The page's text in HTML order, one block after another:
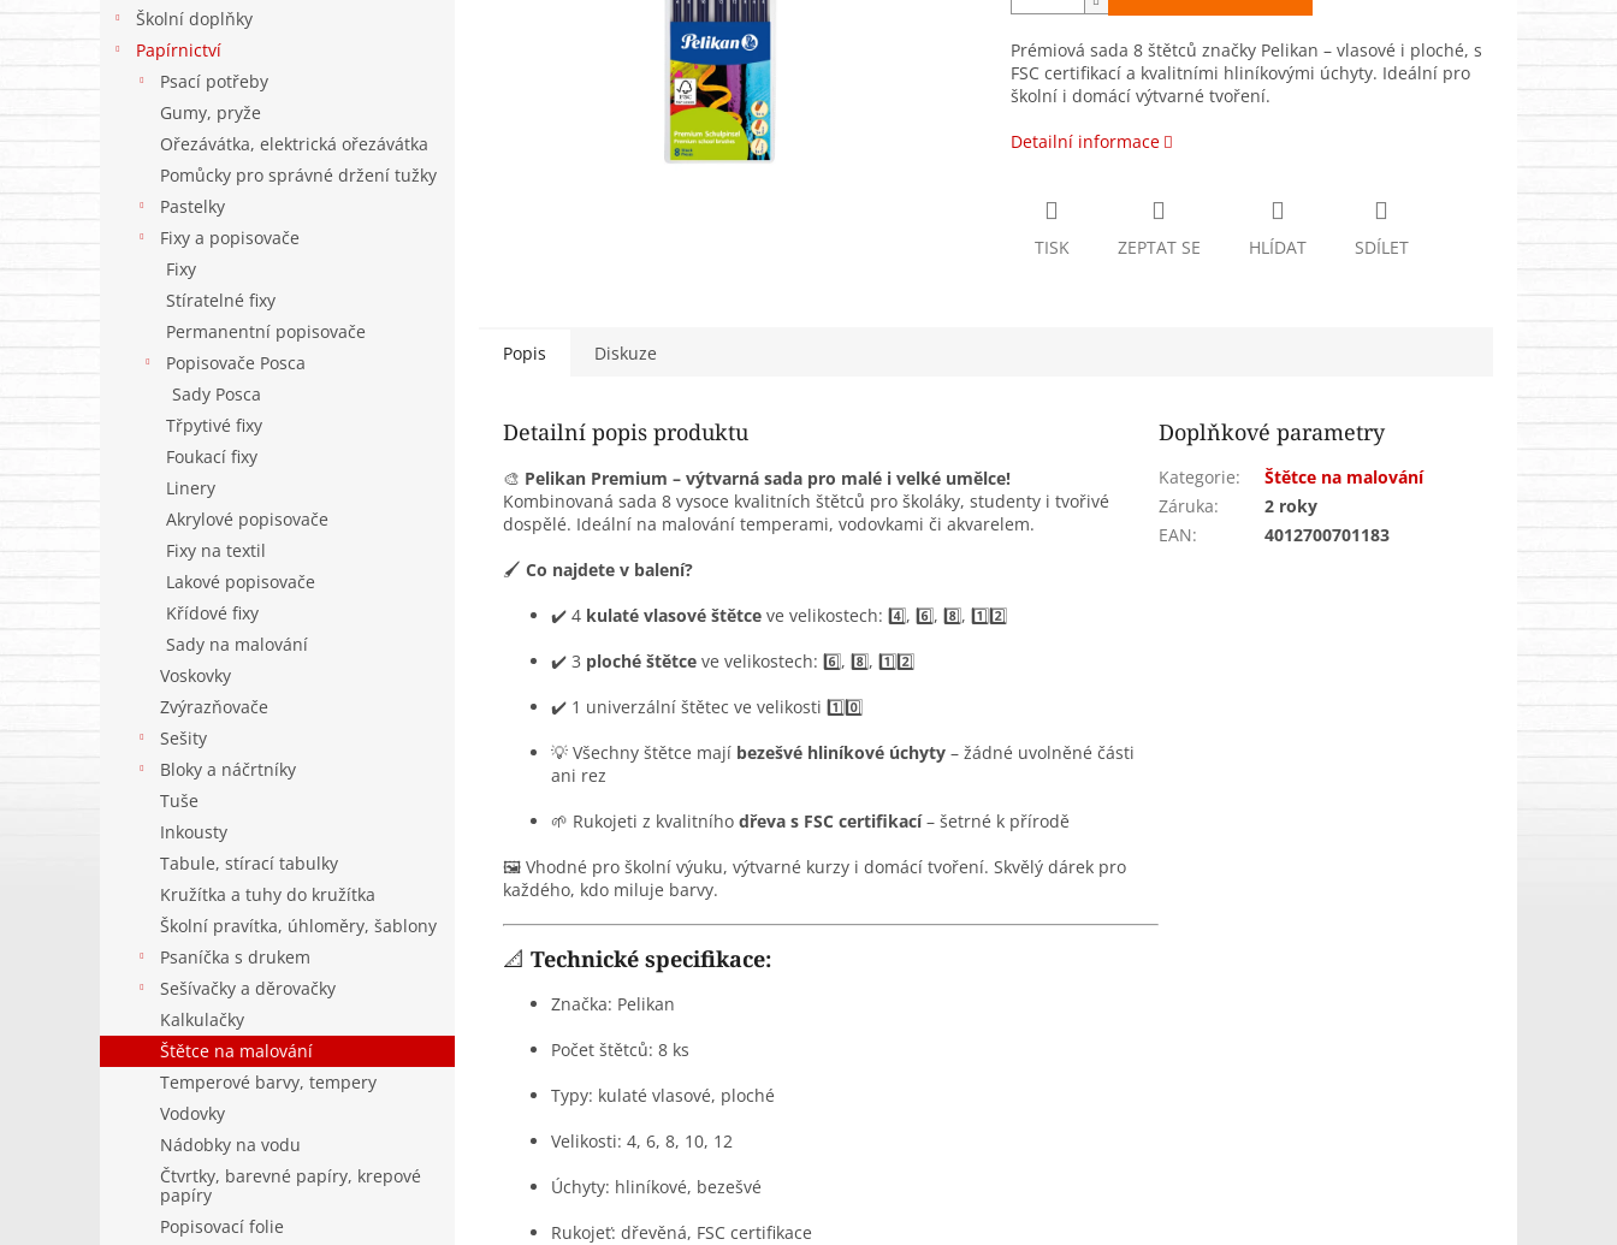
Školní doplňky
Papírnictví
Psací potřeby
Gumy, pryže
Ořezávátka, elektrická ořezávátka
Pomůcky pro správné držení tužky
Pastelky
Fixy a popisovače
Fixy
Stíratelné fixy
Permanentní popisovače
Popisovače Posca
Sady Posca
Třpytivé fixy
Foukací fixy
Linery
Akrylové popisovače
Fixy na textil
Lakové popisovače
Křídové fixy
Sady na malování
Voskovky
Zvýrazňovače
Sešity
Bloky a náčrtníky
Tuše
Inkousty
Tabule, stírací tabulky
Kružítka a tuhy do kružítka
Školní pravítka, úhloměry, šablony
Psaníčka s drukem
Sešívačky a děrovačky
Kalkulačky
Štětce na malování
Temperové barvy, tempery
Vodovky
Nádobky na vodu
Čtvrtky, barevné papíry, krepové
papíry
Popisovací folie
Prémiová sada 8 štětců značky Pelikan – vlasové i ploché, s
FSC certifikací a kvalitními hliníkovými úchyty. Ideální pro
školní i domácí výtvarné tvoření.
Detailní informace
TISK ZEPTAT SE HLÍDAT SDÍLET
Popis Diskuze
Detailní popis produktu
🎨 Pelikan Premium – výtvarná sada pro malé i velké umělce!
Kombinovaná sada 8 vysoce kvalitních štětců pro školáky, studenty i tvořivé
dospělé. Ideální na malování temperami, vodovkami či akvarelem.
🖌️ Co najdete v balení?
✔️ 4 kulaté vlasové štětce ve velikostech: 4️⃣, 6️⃣, 8️⃣, 1️⃣2️⃣
✔️ 3 ploché štětce ve velikostech: 6️⃣, 8️⃣, 1️⃣2️⃣
✔️ 1 univerzální štětec ve velikosti 1️⃣0️⃣
💡 Všechny štětce mají bezešvé hliníkové úchyty – žádné uvolněné části
ani rez
🌱 Rukojeti z kvalitního dřeva s FSC certifikací– šetrné k přírodě
🖼️ Vhodné pro školní výuku, výtvarné kurzy i domácí tvoření. Skvělý dárek pro
každého, kdo miluje barvy.
📐 Technické specifikace:
Značka: Pelikan
Počet štětců: 8 ks
Typy: kulaté vlasové, ploché
Velikosti: 4, 6, 8, 10, 12
Úchyty: hliníkové, bezešvé
Rukojeť: dřevěná, FSC certifikace
Doplňkové parametry
Kategorie:
Štětce na malování
Záruka:
2 roky
EAN: 4012700701183